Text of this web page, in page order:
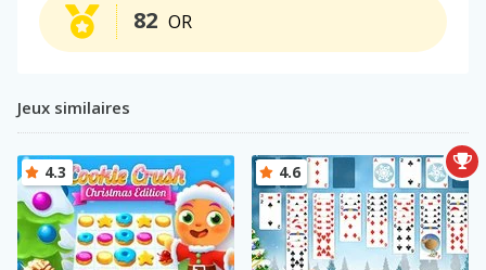
OR
82
Jeux similaires
4.3 4.6